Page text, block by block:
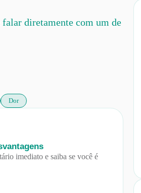
falar diretamente com um de
Dor
imediato e saiba se você é